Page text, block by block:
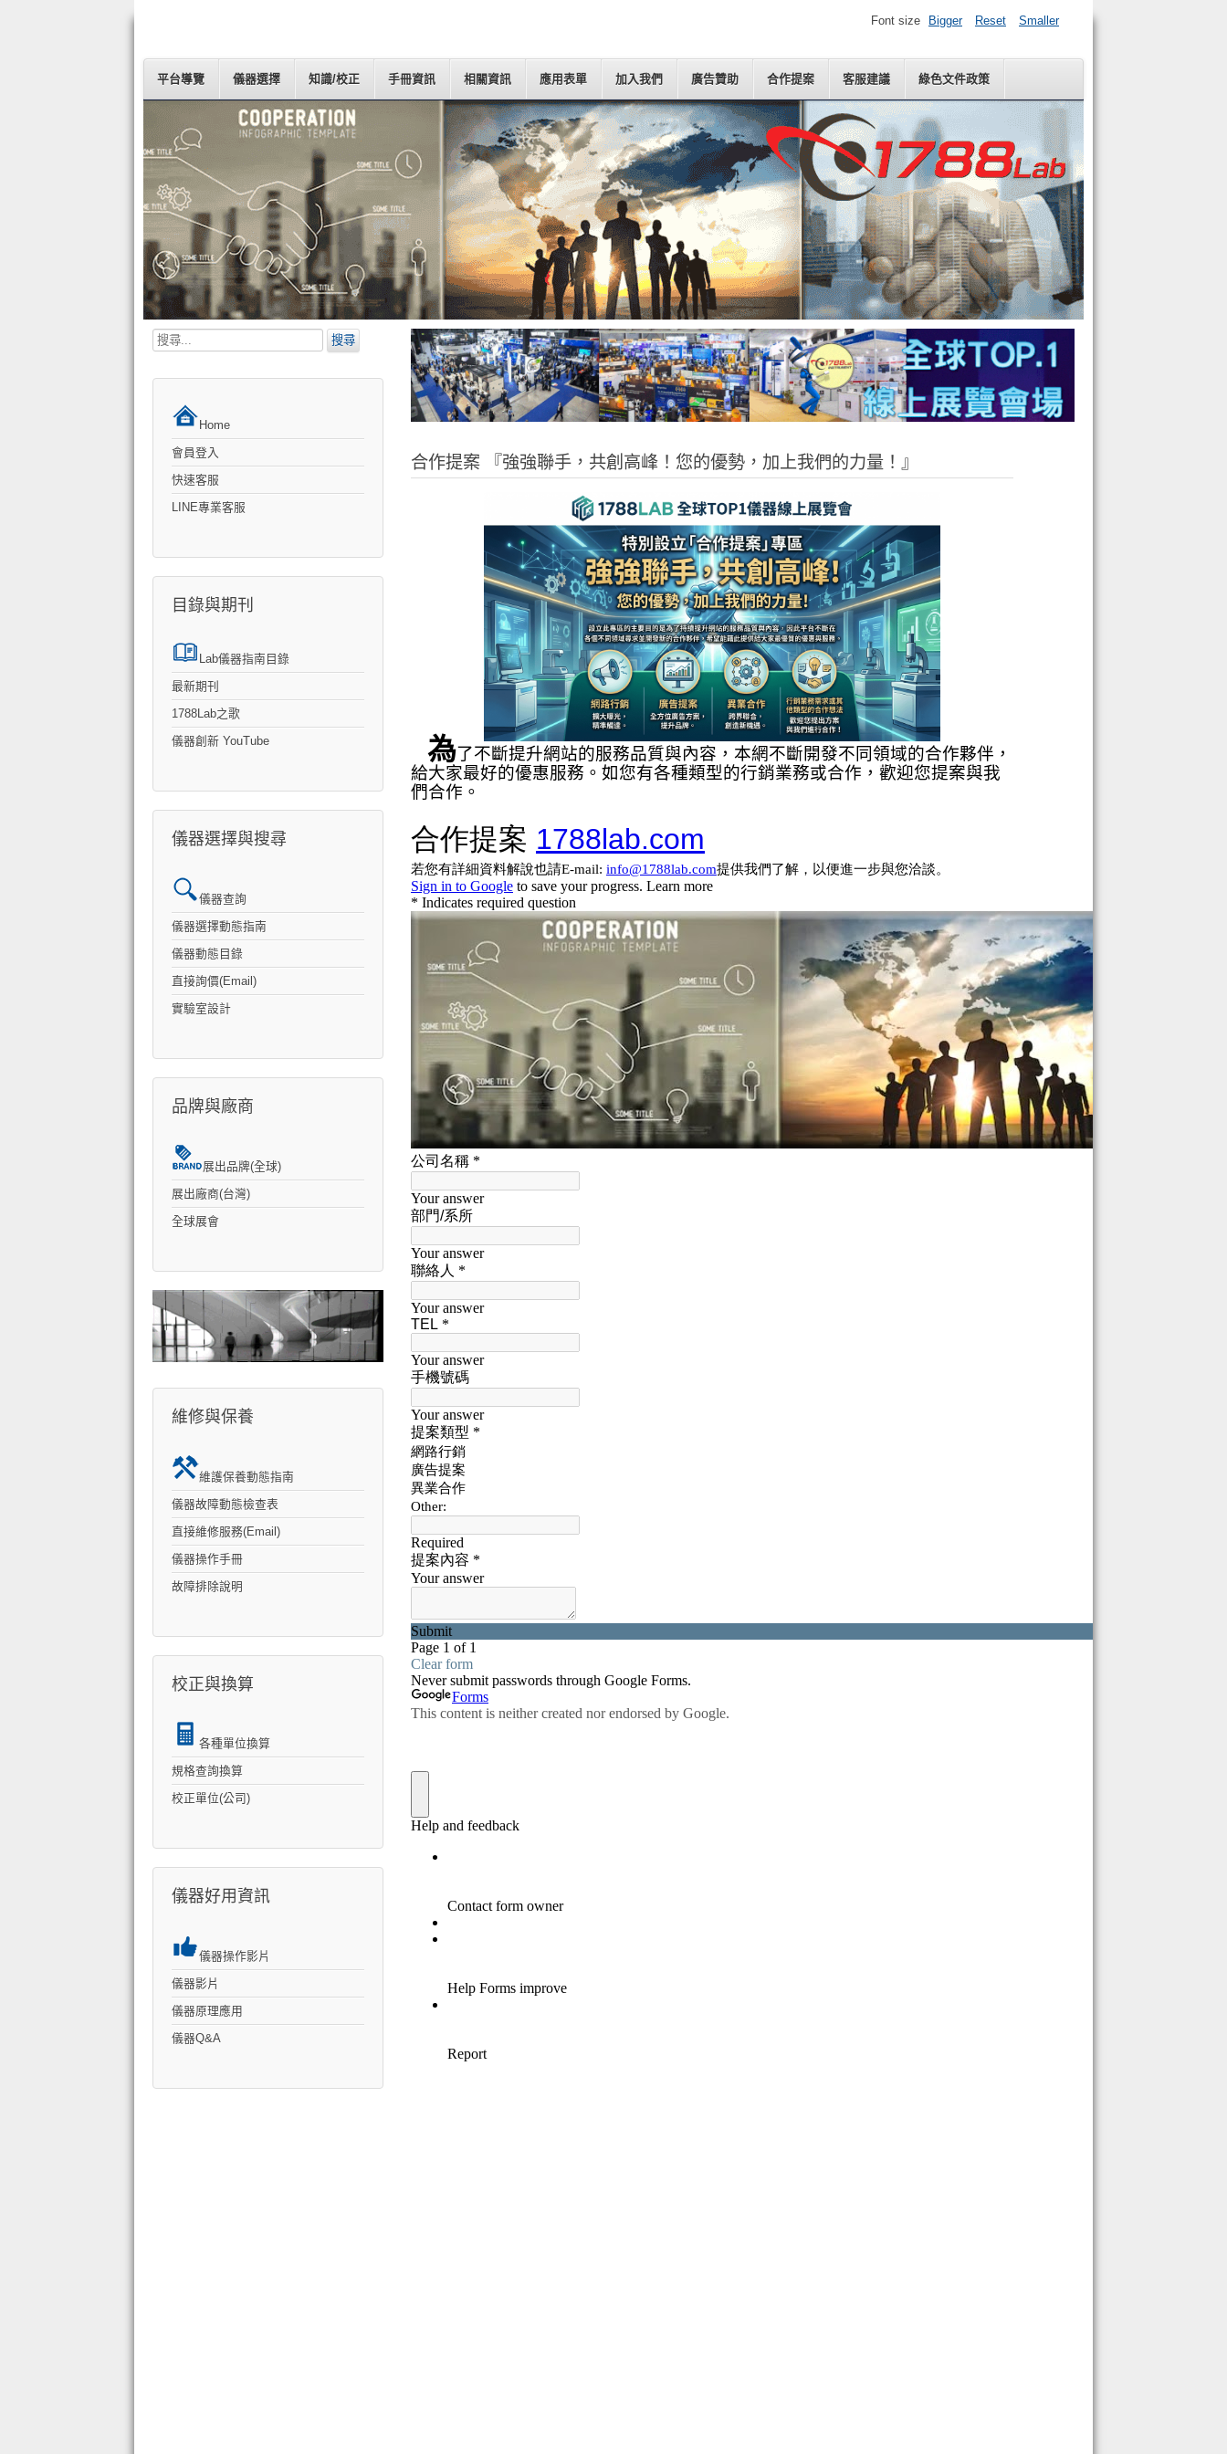
平台導覽 儀器選擇 知識/校正 手冊資訊 相關資訊 應用表單 加入我們 廣告贊助 合作提案 客服建議 綠色文件政策
Font size Bigger Reset Smaller
搜
搜尋
Home
會員登入
快速客服
LINE專業客服
目錄與期刊
Lab儀器指南目錄
最新期刊
1788Lab之歌
儀器創新 YouTube
儀器選擇與搜尋
儀器查詢
儀器選擇動態指南
儀器動態目錄
直接詢價(Email)
實驗室設計
品牌與廠商
展出品牌(全球)
展出廠商(台灣)
全球展會
維修與保養
維護保養動態指南
儀器故障動態檢查表
直接維修服務(Email)
儀器操作手冊
故障排除說明
校正與換算
各種單位換算
規格查詢換算
校正單位(公司)
儀器好用資訊
儀器操作影片
儀器影片
儀器原理應用
儀器Q&A
合作提案 『強強聯手，共創高峰！您的優勢，加上我們的力量！』
為了不斷提升網站的服務品質與內容，本網不斷開發不同領域的合作夥伴，
給大家最好的優惠服務。如您有各種類型的行銷業務或合作，歡迎您提案與我
們合作。